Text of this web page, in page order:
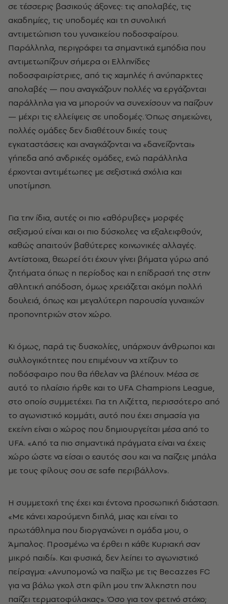
σε τέσσερις βασικούς άξονες: τις απολαβές, τις
ακαδημίες, τις υποδομές και τη συνολική
αντιμετώπιση του γυναικείου ποδοσφαίρου.
Παράλληλα, περιγράφει τα σημαντικά εμπόδια που
αντιμετωπίζουν σήμερα οι Ελληνίδες
ποδοσφαιρίστριες, από τις χαμηλές ή ανύπαρκτες
απολαβές — που αναγκάζουν πολλές να εργάζονται
παράλληλα για να μπορούν να συνεχίσουν να παίζουν
— μέχρι τις ελλείψεις σε υποδομές. Όπως σημειώνει,
πολλές ομάδες δεν διαθέτουν δικές τους
εγκαταστάσεις και αναγκάζονται να «δανείζονται»
γήπεδα από ανδρικές ομάδες, ενώ παράλληλα
έρχονται αντιμέτωπες με σεξιστικά σχόλια και
υποτίμηση.
Για την ίδια, αυτές οι πιο «αθόρυβες» μορφές
σεξισμού είναι και οι πιο δύσκολες να εξαλειφθούν,
καθώς απαιτούν βαθύτερες κοινωνικές αλλαγές.
Αντίστοιχα, θεωρεί ότι έχουν γίνει βήματα γύρω από
ζητήματα όπως η περίοδος και η επίδρασή της στην
αθλητική απόδοση, όμως χρειάζεται ακόμη πολλή
δουλειά, όπως και μεγαλύτερη παρουσία γυναικών
προπονητριών στον χώρο.
Κι όμως, παρά τις δυσκολίες, υπάρχουν άνθρωποι και
συλλογικότητες που επιμένουν να χτίζουν το
ποδόσφαιρο που θα ήθελαν να βλέπουν. Μέσα σε
αυτό το πλαίσιο ήρθε και το UFA Champions League,
στο οποίο συμμετέχει. Για τη Λιζέττα, περισσότερο από
το αγωνιστικό κομμάτι, αυτό που έχει σημασία για
εκείνη είναι ο χώρος που δημιουργείται μέσα από το
UFA. «Από τα πιο σημαντικά πράγματα είναι να έχεις
χώρο ώστε να είσαι ο εαυτός σου και να παίζεις μπάλα
με τους φίλους σου σε safe περιβάλλον».
Η συμμετοχή της έχει και έντονα προσωπική διάσταση.
«Με κάνει χαρούμενη διπλά, μιας και είναι το
πρωτάθλημα που διοργανώνει η ομάδα μου, ο
Άμπαλος. Προσμένω να έρθει η κάθε Κυριακή σαν
μικρό παιδί». Και φυσικά, δεν λείπει το αγωνιστικό
πείραγμα: «Ανυπομονώ να παίξω με τις Becazzes FC
για να βάλω γκολ στη φίλη μου την Άλκηστη που
παίζει τερματοφύλακας». Όσο για τον φετινό στόχο;